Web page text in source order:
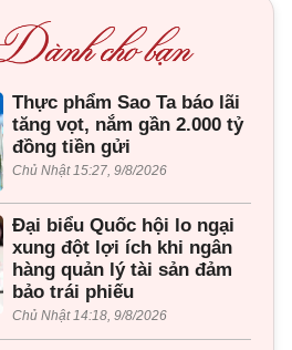
Thực phẩm Sao Ta báo lãi
tăng vọt, nắm gần 2.000 tỷ
đồng tiền gửi
Chủ Nhật 15:27, 9/8/2026
Đại biểu Quốc hội lo ngại
xung đột lợi ích khi ngân
hàng quản lý tài sản đảm
bảo trái phiếu
Chủ Nhật 14:18, 9/8/2026